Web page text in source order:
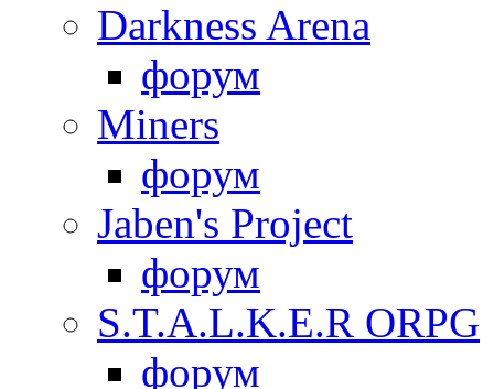
Darkness Arena
форум
Miners
форум
Jaben's Project
форум
S.T.A.L.K.E.R ORPG
форум